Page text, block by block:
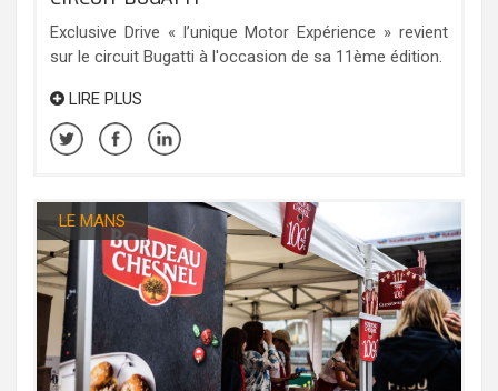
Exclusive Drive « l’unique Motor Expérience » revient
sur le circuit Bugatti à l'occasion de sa 11ème édition.
LIRE PLUS
LE MANS